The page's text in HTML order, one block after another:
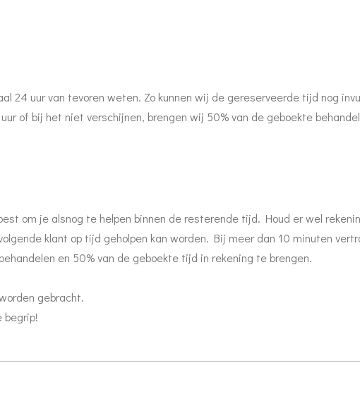
24 uur van tevoren weten. Zo kunnen wij de gereserveerde tijd nog
of bij het niet verschijnen, brengen wij 50% van de geboekte
om je alsnog te helpen binnen de resterende tijd. Houd er wel
klant op tijd geholpen kan worden. Bij meer dan 10 minuten
en 50% van de geboekte tijd in rekening te brengen.
gebracht.
begrip!